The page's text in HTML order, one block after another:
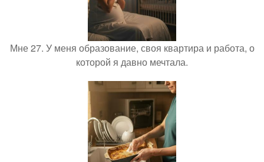
Мне 27. У меня образование, своя квартира и работа, о
которой я давно мечтала.